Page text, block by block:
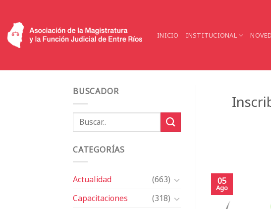
contenido
INICIO INSTITUCIONAL
BUSCADOR
CATEGORÍAS
Actualidad
(663)
Capacitaciones
(318)
05
Ago